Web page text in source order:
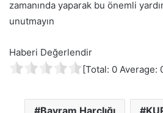
zamanında yaparak bu önemli
unutmayın
Haberi Değerlendir
[Total: 0 Average:
Bayram Harçlığı